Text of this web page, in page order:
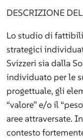
DESCRIZIONE
Lo studio di
strategici
Svizzeri sia dalla
individuato per le
progettuale, gli
“valore” e/o il
aree attraversate.
contesto